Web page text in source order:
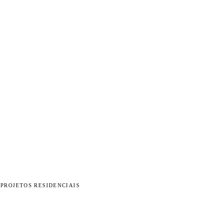
PROJETOS RESIDENCIAIS